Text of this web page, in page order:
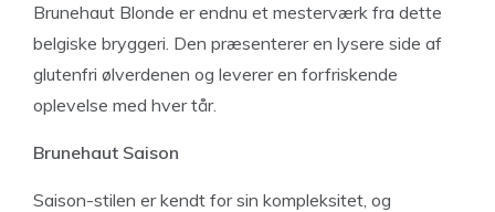
Brunehaut Blonde er endnu et mesterværk fra dette
belgiske bryggeri. Den præsenterer en lysere side af
glutenfri ølverdenen og leverer en forfriskende
oplevelse med hver tår.
Brunehaut Saison
Saison-stilen er kendt for sin kompleksitet, og